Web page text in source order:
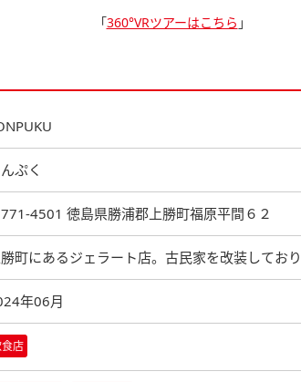
「360°VRツアーはこちら 」
ぷく
4501 徳島県勝浦郡上勝町福原平間６２
勝町にあるジェラート店。古民家を改装してお
年06月
店